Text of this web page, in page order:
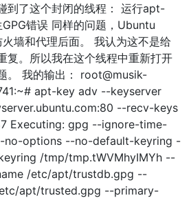
到了这个封闭的线程： 运行apt-
错误 同样的问题，Ubuntu
墙和代理后面。 我认为这不是给
复。所以我在这个线程中重新打开
。 我的输出： root@musik-
apt-key adv --keyserver
--recv-keys
Executing: gpg --ignore-time-
options --no-default-keyring -
/tmp/tmp.tWVMhyIMYh --
/etc/apt/trustdb.gpg --
apt/trusted.gpg --primary-